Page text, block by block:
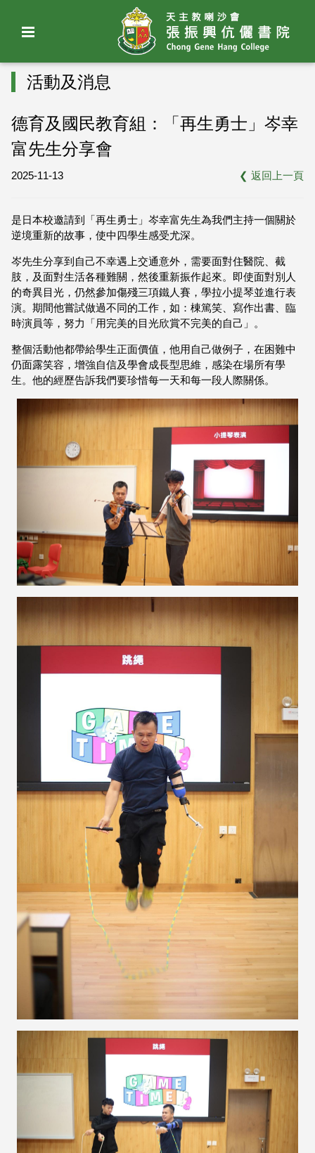
活動及消息
德育及國民教育組：「再生勇士」岑幸
富先生分享會
2025-11-13 ❮ 返回上一頁
是日本校邀請到「再生勇士」岑幸富先生為我們主持一個關於
逆境重新的故事，使中四學生感受尤深。
岑先生分享到自己不幸遇上交通意外，需要面對住醫院、截
肢，及面對生活各種難關，然後重新振作起來。即使面對別人
的奇異目光，仍然參加傷殘三項鐵人賽，學拉小提琴並進行表
演。期間他嘗試做過不同的工作，如：棟篤笑、寫作出書、臨
時演員等，努力「用完美的目光欣賞不完美的自己」。
整個活動他都帶給學生正面價值，他用自己做例子，在困難中
仍面露笑容，增強自信及學會成長型思維，感染在場所有學
生。他的經歷告訴我們要珍惜每一天和每一段人際關係。